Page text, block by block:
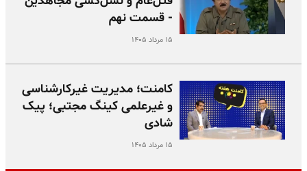
- قسمت نهم
۱۵ مرداد ۱۴۰۵
کامنت؛ مدیریت غیرکارشناسی
و غیرعلمی کینگ مجتبی؛ پیک
شادی
۱۵ مرداد ۱۴۰۵